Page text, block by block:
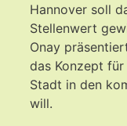
Hannover soll
Stellenwert
Onay
das Konzept
Stadt in den
will.